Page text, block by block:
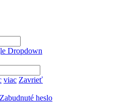
Dropdown
viac Zavrieť
Zabudnuté heslo